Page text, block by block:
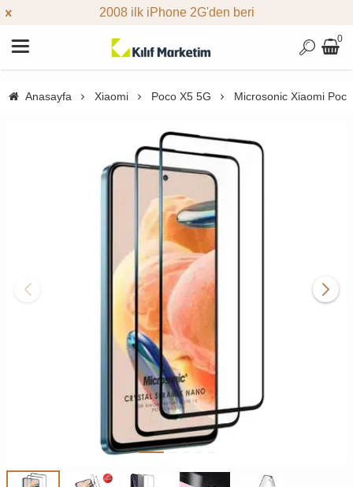
2008 ilk iPhone 2G'den beri
0
Anasayfa Xiaomi Poco X5 5G Microsonic Xiaomi